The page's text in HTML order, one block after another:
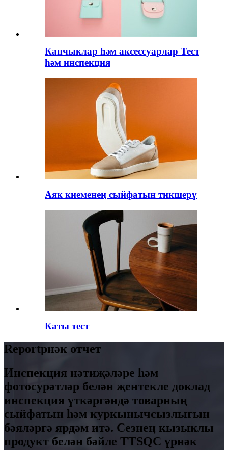
Капчыклар һәм аксессуарлар Тест
һәм инспекция
Аяк киеменең сыйфатын тикшерү
Каты тест
Reportрнәк отчет
Инспекция нәтиҗәләре һәм
фотосурәтләр белән җентекле доклад
инспекция үткәргәндә товарның
сыйфатын һәм куркынычсызлыгын
бәяләргә ярдәм итә. Сезнең кызыклы
продукт белән бәйле TTSQC үрнәк